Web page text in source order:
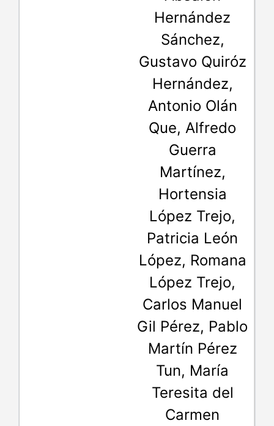
Hernández
Sánchez,
Gustavo Quiróz
Hernández,
Antonio Olán
Que, Alfredo
Guerra
Martínez,
Hortensia
López Trejo,
Patricia León
López, Romana
López Trejo,
Carlos Manuel
Gil Pérez, Pablo
Martín Pérez
Tun, María
Teresita del
Carmen